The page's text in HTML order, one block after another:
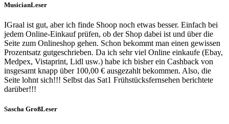
MusicianLeser
IGraal ist gut, aber ich finde Shoop noch etwas besser. Einfach bei
jedem Online-Einkauf prüfen, ob der Shop dabei ist und über die
Seite zum Onlineshop gehen. Schon bekommt man einen gewissen
Prozentsatz gutgeschrieben. Da ich sehr viel Online einkaufe (Ebay,
Medpex, Vistaprint, Lidl usw.) habe ich bisher ein Cashback von
insgesamt knapp über 100,00 € ausgezahlt bekommen. Also, die
Seite lohnt sich!!! Selbst das Sat1 Frühstücksfernsehen berichtete
darüber!!!
Sascha GroßLeser